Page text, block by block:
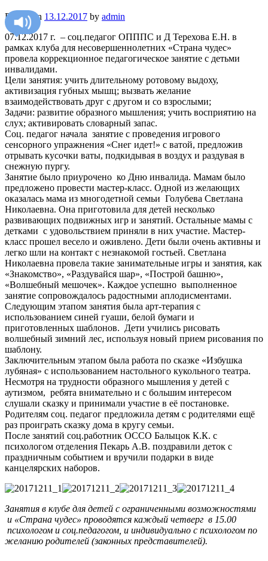
Posted on 13.12.2017 by admin
07.12.2017 г. – соц.педагог ОПППС и Д Терехова Е.Н. в
рамках клуба для несовершеннолетних «Страна чудес»
провела коррекционное педагогическое занятие с детьми
инвалидами.
Цели занятия: учить длительному ротовому выдоху,
активизация губных мышц; вызвать желание
взаимодействовать друг с другом и со взрослыми;
Задачи: развитие образного мышления; учить восприятию на
слух; активировать словарный запас.
Соц. педагог начала занятие с проведения игрового
сенсорного упражнения «Снег идет!» с ватой, предложив
отрывать кусочки ваты, подкидывая в воздух и раздувая в
снежную пургу.
Занятие было приурочено ко Дню инвалида. Мамам было
предложено провести мастер-класс. Одной из желающих
оказалась мама из многодетной семьи Голубева Светлана
Николаевна. Она приготовила для детей несколько
развивающих подвижных игр и занятий. Остальные мамы с
детками с удовольствием приняли в них участие. Мастер-
класс прошел весело и оживлено. Дети были очень активны и
легко шли на контакт с незнакомой гостьей. Светлана
Николаевна провела такие занимательные игры и занятия, как
«Знакомство», «Раздувайся шар», «Построй башню»,
«Волшебный мешочек». Каждое успешно выполненное
занятие сопровождалось радостными аплодисментами.
Следующим этапом занятия была арт-терапия с
использованием синей гуаши, белой бумаги и
приготовленных шаблонов. Дети учились рисовать
волшебный зимний лес, используя новый прием рисования по
шаблону.
Заключительным этапом была работа по сказке «Избушка
лубяная» с использованием настольного кукольного театра.
Несмотря на трудности образного мышления у детей с
аутизмом, ребята внимательно и с большим интересом
слушали сказку и принимали участие в её постановке.
Родителям соц. педагог предложила детям с родителями ещё
раз проиграть сказку дома в кругу семьи.
После занятий соц.работник ОССО Балыцок К.К. с
психологом отделения Пекарь А.В. поздравили деток с
праздничным событием и вручили подарки в виде
канцелярских наборов.
Занятия в клубе для детей с ограниченными возможностями
и «Страна чудес» проводятся каждый четверг в 15.00
психологом и соц.педагогом, и индивидуально с психологом по
желанию родителей (законных представителей).